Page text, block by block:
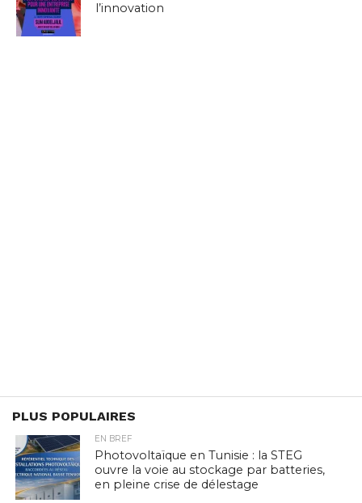
l’innovation
PLUS POPULAIRES
EN BREF
Photovoltaïque en Tunisie : la STEG
ouvre la voie au stockage par batteries,
en pleine crise de délestage